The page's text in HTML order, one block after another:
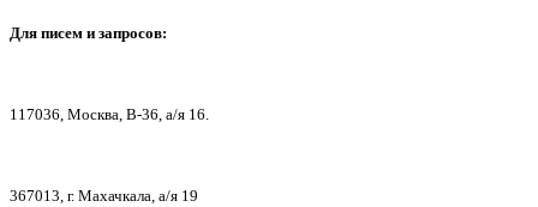
Для писем и запросов:
117036, Москва, В-36, а/я 16.
367013, г. Махачкала, а/я 19